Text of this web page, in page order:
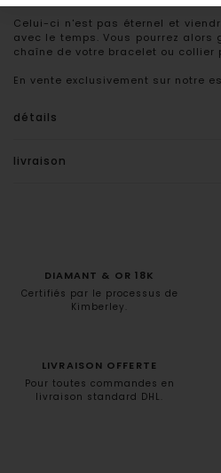
Celui-ci n'est pas éternel et
avec le temps. Vous pourrez
chaîne de votre bracelet ou collier
En vente exclusivement sur notre
détails
livraison
DIAMANT & OR 18K
Certifiés par le processus de
Kimberley.
LIVRAISON OFFERTE
Pour toutes commandes en
livraison standard DHL.